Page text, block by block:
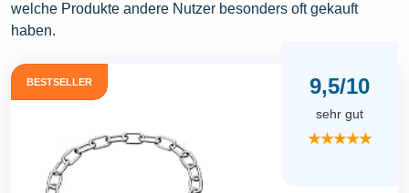
welche Produkte andere Nutzer besonders oft gekauft
haben.
BESTSELLER 9,5/10
sehr gut
★★★★★